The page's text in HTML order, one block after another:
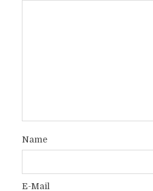
Name
E-Mail